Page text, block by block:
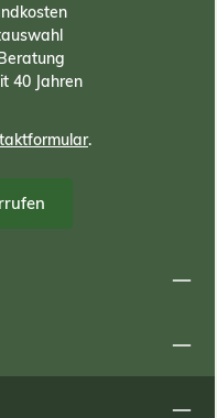
40 Jahren
.